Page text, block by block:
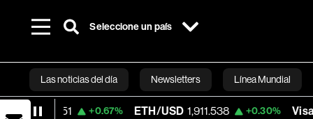
Seleccione un país
Las noticias del día Newsletters Línea Mundial
Bloomberg
ETH/USD 1,911.538 +0.30% Visa 363.945 -